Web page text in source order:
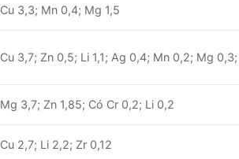
Cu 3,3; Mn 0,4; Mg 1,5
Cu 3,7; Zn 0,5; Li 1,1; Ag 0,4; Mn 0,2; Mg
Mg 3,7; Zn 1,85; Có Cr 0,2; Li 0,2
Cu 2,7; Li 2,2; Zr 0,12